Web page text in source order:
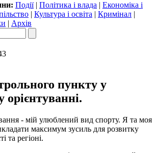
Події| Політика і влада | Економіка і
| Культура і освіта | Кримінал |
| Архів
пункту у
- мій улюблений вид спорту. Я та моя
максимум зусиль для розвитку
та регіоні.